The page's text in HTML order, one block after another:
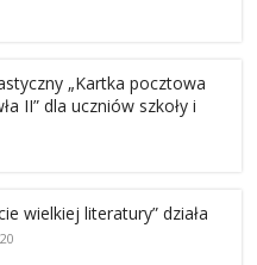
„Kartka pocztowa
II” dla uczniów szkoły i
wielkiej literatury” działa